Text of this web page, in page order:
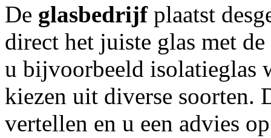
De glasbedrijfplaatst
direct het juiste glas met
u bijvoorbeeld isolatieglas
kiezen uit diverse soorten.
vertellen en u een advies